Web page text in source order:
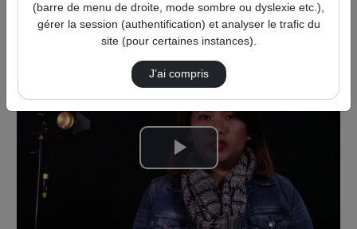
Accueil
Vidéos
La pluie de juin de Sapardi Djoko Damono
Lire
la
(barre de menu de droite, mode sombre ou dyslexie etc.),
gérer la session (authentification) et analyser le trafic du
site (pour certaines instances).
J’ai compris